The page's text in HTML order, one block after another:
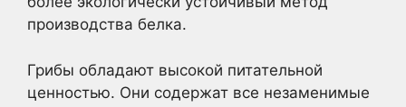
производства белка.
Грибы обладают высокой питательной
ценностью. Они содержат все незаменимые